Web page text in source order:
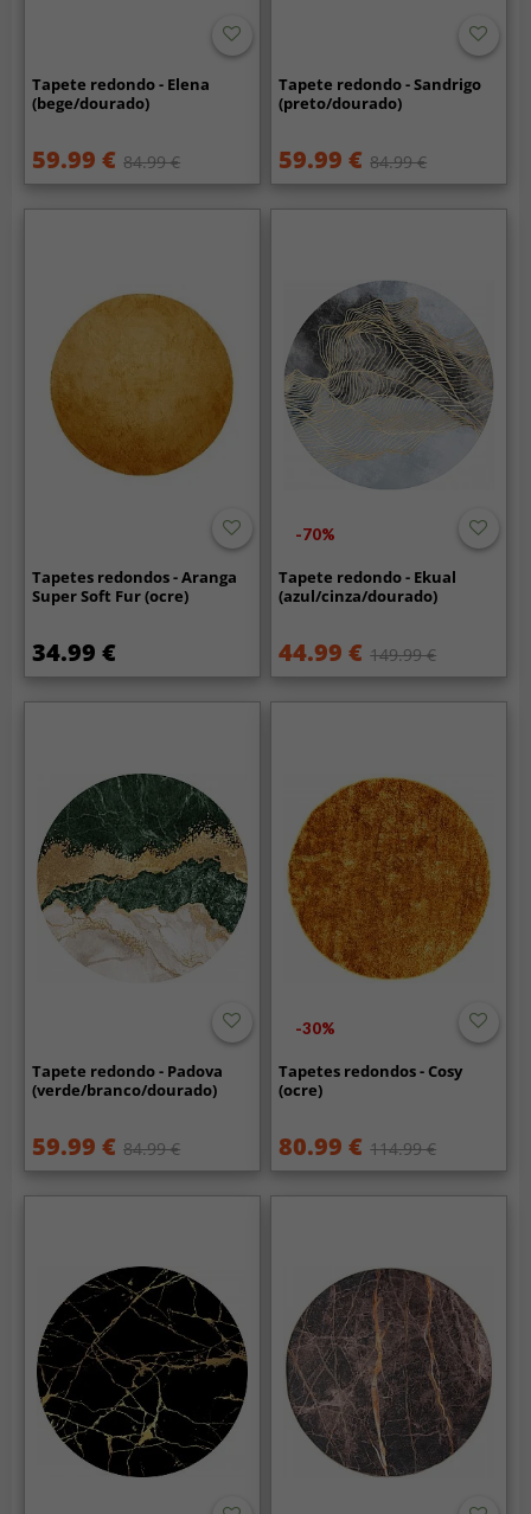
Tapete redondo - Elena
(bege/dourado)
59.99 € 84.99 €
Tapete redondo - Sandrigo
(preto/dourado)
59.99 € 84.99 €
Tapetes redondos - Aranga
Super Soft Fur (ocre)
34.99 €
-70%
Tapete redondo - Ekual
(azul/cinza/dourado)
44.99 € 149.99 €
Tapete redondo - Padova
(verde/branco/dourado)
59.99 € 84.99 €
-30%
Tapetes redondos - Cosy
(ocre)
80.99 € 114.99 €